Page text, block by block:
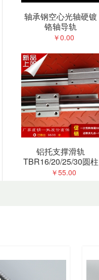
轴承钢空心光轴硬镀
铬轴导轨
30/35/40/50/60/63/-200
￥0.00
铝托支撑滑轨
TBR16/20/25/30圆柱
铝合金直线光轴导轨
￥55.00